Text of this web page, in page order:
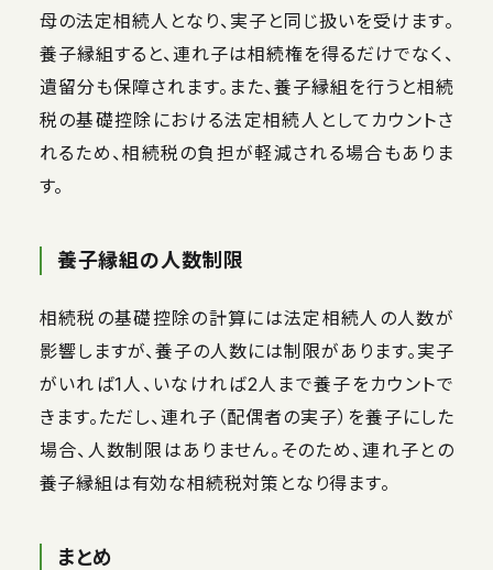
母の法定相続人となり、実子と同じ扱いを受けます。
養子縁組すると、連れ子は相続権を得るだけでなく、
遺留分も保障されます。また、養子縁組を行うと相続
税の基礎控除における法定相続人としてカウントさ
れるため、相続税の負担が軽減される場合もありま
す。
養子縁組の人数制限
相続税の基礎控除の計算には法定相続人の人数が
影響しますが、養子の人数には制限があります。実子
がいれば1人、いなければ2人まで養子をカウントで
きます。ただし、連れ子（配偶者の実子）を養子にした
場合、人数制限はありません。そのため、連れ子との
養子縁組は有効な相続税対策となり得ます。
まとめ